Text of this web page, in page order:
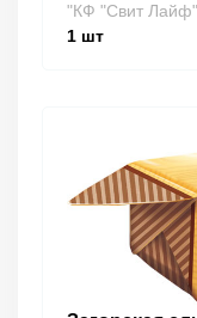
"КФ "Свит
1 шт